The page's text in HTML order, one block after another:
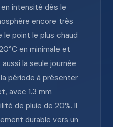
intensité dès le
encore très
le point le plus chaud
en minimale et
aussi la seule journée
période à présenter
avec 1.3 mm
de pluie de 20%. Il
durable vers un